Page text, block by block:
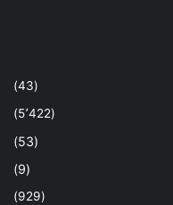
(43)
(5٬422)
(53)
(9)
(929)